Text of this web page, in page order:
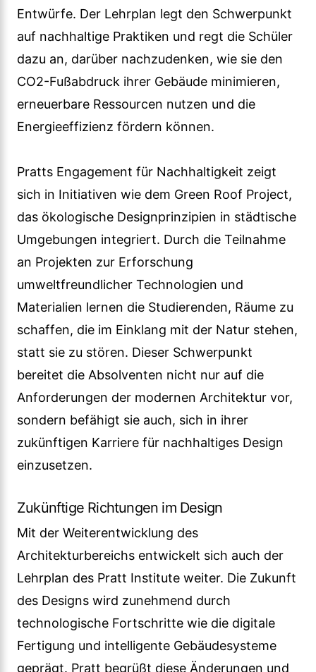
Entwürfe. Der Lehrplan legt den Schwerpunkt
auf nachhaltige Praktiken und regt die Schüler
dazu an, darüber nachzudenken, wie sie den
CO2-Fußabdruck ihrer Gebäude minimieren,
erneuerbare Ressourcen nutzen und die
Energieeffizienz fördern können.
Pratts Engagement für Nachhaltigkeit zeigt
sich in Initiativen wie dem Green Roof Project,
das ökologische Designprinzipien in städtische
Umgebungen integriert. Durch die Teilnahme
an Projekten zur Erforschung
umweltfreundlicher Technologien und
Materialien lernen die Studierenden, Räume zu
schaffen, die im Einklang mit der Natur stehen,
statt sie zu stören. Dieser Schwerpunkt
bereitet die Absolventen nicht nur auf die
Anforderungen der modernen Architektur vor,
sondern befähigt sie auch, sich in ihrer
zukünftigen Karriere für nachhaltiges Design
einzusetzen.
Zukünftige Richtungen im Design
Mit der Weiterentwicklung des
Architekturbereichs entwickelt sich auch der
Lehrplan des Pratt Institute weiter. Die Zukunft
des Designs wird zunehmend durch
technologische Fortschritte wie die digitale
Fertigung und intelligente Gebäudesysteme
geprägt. Pratt begrüßt diese Änderungen und